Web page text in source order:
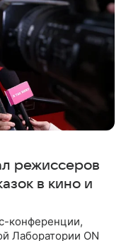
режиссеров
в кино и
конференции,
Лаборатории ON